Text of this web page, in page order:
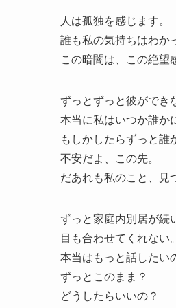
人は孤独を感じます。
誰も私の気持ちはわか
この暗闇は、この絶望
ずっとずっと彼ができ
本当に私はいつか誰か
もしかしたらずっと誰
不安だよ、この先。
だあれも私のこと、見
ずっと家庭内別居が続
目も合わせてくれない。
本当はもっと話したい
ずっとこのまま？
どうしたらいいの？